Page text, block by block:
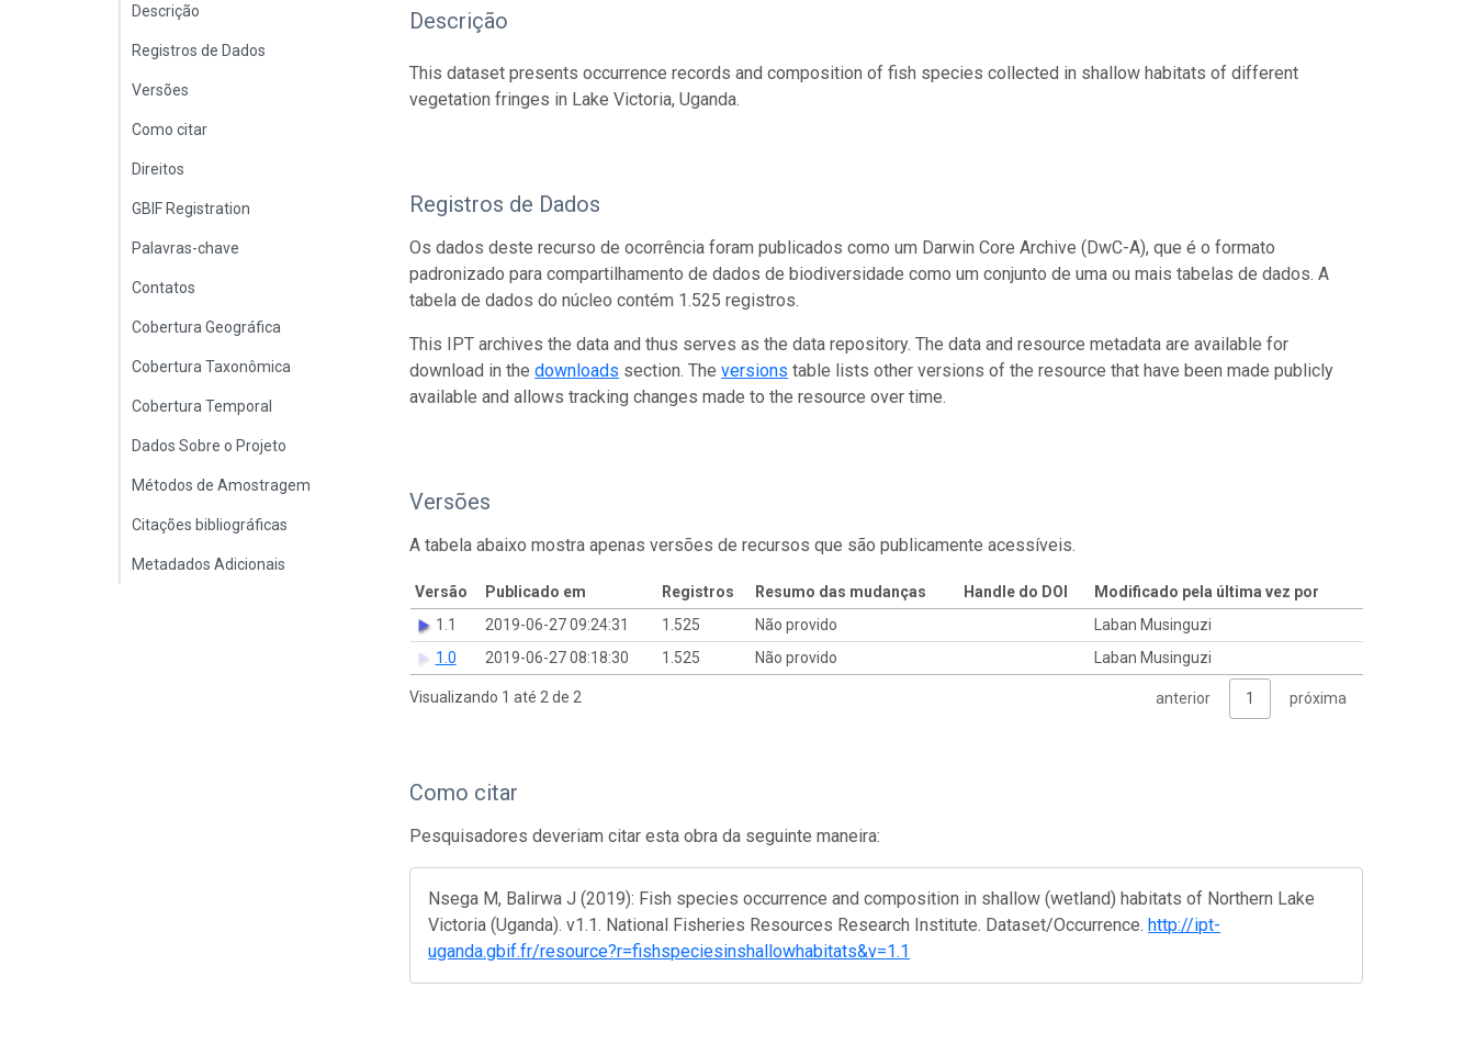
Descrição
Registros de Dados
Versões
Como citar
Direitos
GBIF Registration
Palavras-chave
Contatos
Cobertura Geográfica
Cobertura Taxonômica
Cobertura Temporal
Dados Sobre o Projeto
Métodos de Amostragem
Citações bibliográficas
Metadados Adicionais
Descrição
This dataset presents occurrence records and composition of fish species collected in shallow habitats of different
vegetation fringes in Lake Victoria, Uganda.
Registros de Dados
Os dados deste recurso de ocorrência foram publicados como um Darwin Core Archive (DwC-A), que é o formato
padronizado para compartilhamento de dados de biodiversidade como um conjunto de uma ou mais tabelas de dados. A
tabela de dados do núcleo contém 1.525 registros.
This IPT archives the data and thus serves as the data repository. The data and resource metadata are available for
download in thedownloads section. Theversions table lists other versions of the resource that have been made publicly
available and allows tracking changes made to the resource over time.
Versões
A tabela abaixo mostra apenas versões de recursos que são publicamente acessíveis.
Versão Publicado em Registros Resumo das mudanças Handle do DOI
Modificado pela última vez por
1.1
2019-06-27 09:24:31 1.525 Não provido
Laban Musinguzi
1.0
2019-06-27 08:18:30 1.525 Não provido Laban Musinguzi
Visualizando 1 até 2 de 2 anterior 1 próxima
Como citar
Pesquisadores deveriam citar esta obra da seguinte maneira:
Nsega M, Balirwa J (2019): Fish species occurrence and composition in shallow (wetland) habitats of Northern Lake
Victoria (Uganda). v1.1. National Fisheries Resources Research Institute. Dataset/Occurrence. http://ipt-
uganda.gbif.fr/resource?r=fishspeciesinshallowhabitats&v=1.1